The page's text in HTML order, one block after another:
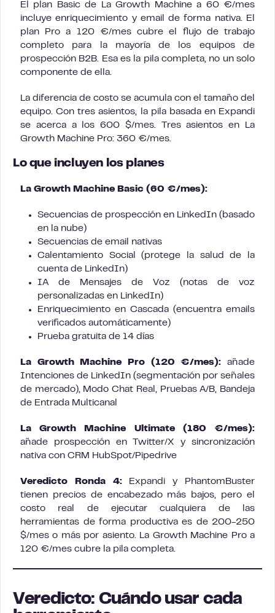
El plan Basic de La Growth Machine a 60 €/mes
incluye enriquecimiento y email de forma nativa. El
plan Pro a 120 €/mes cubre el flujo de trabajo
completo para la mayoría de los equipos de
prospección B2B. Esa es la pila completa, no un solo
componente de ella.
La diferencia de costo se acumula con el tamaño del
equipo. Con tres asientos, la pila basada en Expandi
se acerca a los 600 $/mes. Tres asientos en La
Growth Machine Pro: 360 €/mes.
Lo que incluyen los planes
La Growth Machine Basic (60 €/mes):
Secuencias de prospección en LinkedIn (basado
en la nube)
Secuencias de email nativas
Calentamiento Social (protege la salud de la
cuenta de LinkedIn)
IA de Mensajes de Voz (notas de voz
personalizadas en LinkedIn)
Enriquecimiento en Cascada (encuentra emails
verificados automáticamente)
Prueba gratuita de 14 días
La Growth Machine Pro (120 €/mes): añade
Intenciones de LinkedIn (segmentación por señales
de mercado), Modo Chat Real, Pruebas A/B, Bandeja
de Entrada Multicanal
La Growth Machine Ultimate (180 €/mes):
añade prospección en Twitter/X y sincronización
nativa con CRM HubSpot/Pipedrive
Veredicto Ronda 4:Expandi y PhantomBuster
tienen precios de encabezado más bajos, pero el
costo real de ejecutar cualquiera de las
herramientas de forma productiva es de 200-250
$/mes o más por asiento. La Growth Machine Pro a
120 €/mes cubre la pila completa.
Veredicto: Cuándo usar cada